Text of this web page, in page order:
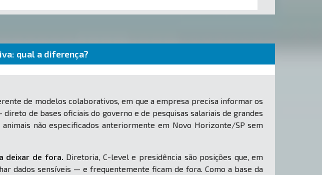
qual a diferença?
de modelos colaborativos, em que a empresa precisa informar os
de bases oficiais do governo e de pesquisas salariais de grandes
não especificados anteriormente em Novo Horizonte/SP sem
deixar de fora. Diretoria, C-level e presidência são posições que, em
dados sensíveis — e frequentemente ficam de fora. Como a base da